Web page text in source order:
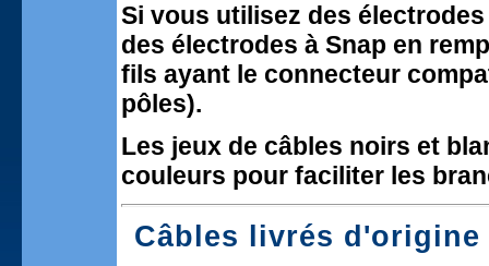
Si vous utilisez des
des électrodes à Snap en
fils ayant le connecteur
pôles).
Les jeux de câbles noirs et
couleurs pour faciliter les
Câbles livrés